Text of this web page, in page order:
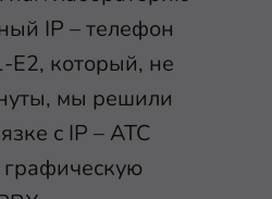
IP – телефон
E2, который, не
мы решили
с IP – АТС